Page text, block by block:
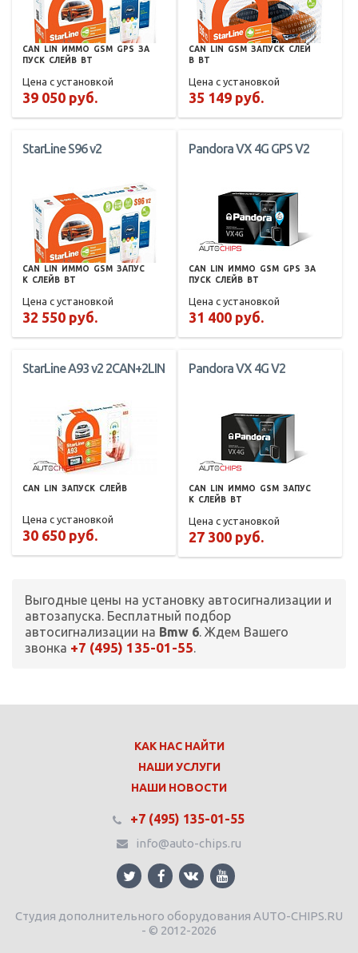
CAN LIN ИММО GSM GPS ЗА
ПУСК СЛЕЙВ BT
Цена с установкой
39 050 руб.
CAN LIN GSM ЗАПУСК СЛЕЙ
В
BT
Цена с установкой
35 149 руб.
StarLine S96 v2
CAN LIN ИММО GSM ЗАПУС
К СЛЕЙВ BT
Цена с установкой
32 550 руб.
Pandora VX 4G GPS V2
CAN LIN ИММО GSM GPS ЗА
ПУСК СЛЕЙВ BT
Цена с установкой
31 400 руб.
StarLine A93 v2 2CAN+2LIN
CAN LIN ЗАПУСК СЛЕЙВ
Цена с установкой
30 650 руб.
Pandora VX 4G V2
CAN LIN ИММО GSM ЗАПУС
К СЛЕЙВ BT
Цена с установкой
27 300 руб.
Выгодные цены на установку автосигнализации и
автозапуска. Бесплатный подбор
автосигнализации на Bmw 6. Ждем Вашего
звонка +7 (495) 135-01-55.
КАК НАС НАЙТИ
НАШИ УСЛУГИ
НАШИ НОВОСТИ
+7 (495) 135-01-55
info@auto-chips.ru
Студия дополнительного оборудования AUTO-CHIPS.RU
- © 2012-2026